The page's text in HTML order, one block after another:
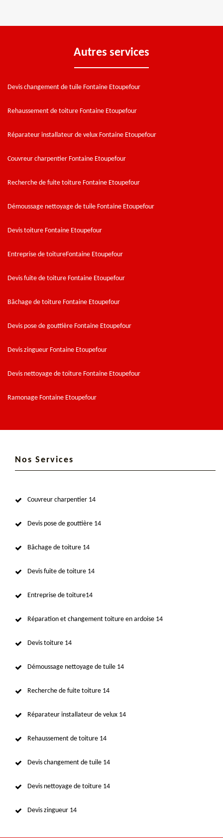
Autres services
Devis changement de tuile Fontaine Etoupefour
Rehaussement de toiture Fontaine Etoupefour
Réparateur installateur de velux Fontaine Etoupefour
Couvreur charpentier Fontaine Etoupefour
Recherche de fuite toiture Fontaine Etoupefour
Démoussage nettoyage de tuile Fontaine Etoupefour
Devis toiture Fontaine Etoupefour
Entreprise de toitureFontaine Etoupefour
Devis fuite de toiture Fontaine Etoupefour
Bâchage de toiture Fontaine Etoupefour
Devis pose de gouttière Fontaine Etoupefour
Devis zingueur Fontaine Etoupefour
Devis nettoyage de toiture Fontaine Etoupefour
Ramonage Fontaine Etoupefour
Nos Services
Couvreur charpentier 14
Devis pose de gouttière 14
Bâchage de toiture 14
Devis fuite de toiture 14
Entreprise de toiture14
Réparation et changement toiture en ardoise 14
Devis toiture 14
Démoussage nettoyage de tuile 14
Recherche de fuite toiture 14
Réparateur installateur de velux 14
Rehaussement de toiture 14
Devis changement de tuile 14
Devis nettoyage de toiture 14
Devis zingueur 14